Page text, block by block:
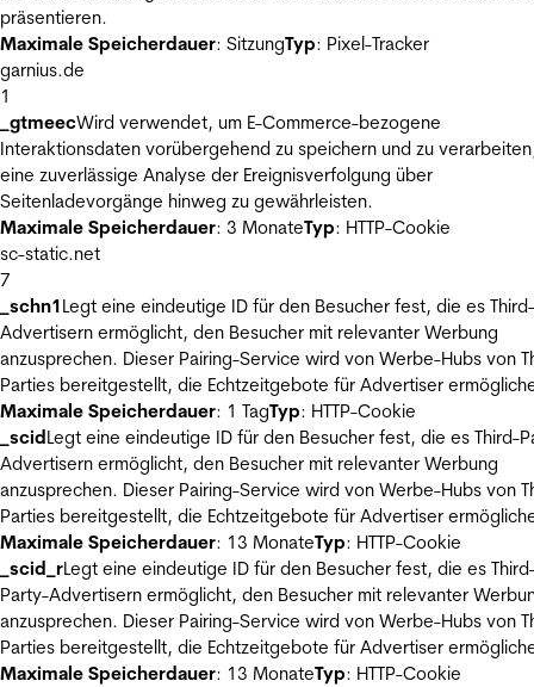
präsentieren.
Maximale Speicherdauer: SitzungTyp: Pixel-Tracker
garnius.de
1
_gtmeecWird verwendet, um E-Commerce-bezogene
Interaktionsdaten vorübergehend zu speichern und zu
eine zuverlässige Analyse der Ereignisverfolgung über
Seitenladevorgänge hinweg zu gewährleisten.
Maximale Speicherdauer: 3 MonateTyp: HTTP-Cookie
sc-static.net
7
_schn1Legt eine eindeutige ID für den Besucher fest, die es
Advertisern ermöglicht, den Besucher mit relevanter Werbung
anzusprechen. Dieser Pairing-Service wird von Werbe-Hubs von
Parties bereitgestellt, die Echtzeitgebote für Advertiser
Maximale Speicherdauer: 1 TagTyp: HTTP-Cookie
_scidLegt eine eindeutige ID für den Besucher fest, die es Third-
Advertisern ermöglicht, den Besucher mit relevanter Werbung
anzusprechen. Dieser Pairing-Service wird von Werbe-Hubs von
Parties bereitgestellt, die Echtzeitgebote für Advertiser
Maximale Speicherdauer: 13 MonateTyp: HTTP-Cookie
_scid_rLegt eine eindeutige ID für den Besucher fest, die es
Party-Advertisern ermöglicht, den Besucher mit relevanter
anzusprechen. Dieser Pairing-Service wird von Werbe-Hubs von
Parties bereitgestellt, die Echtzeitgebote für Advertiser
Maximale Speicherdauer: 13 MonateTyp: HTTP-Cookie